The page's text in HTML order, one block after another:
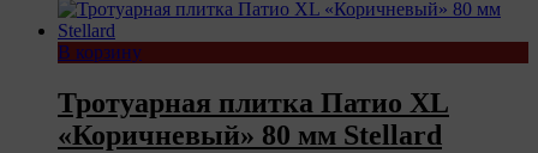
В корзину
Тротуарная плитка Патио XL
«Коричневый» 80 мм Stellard